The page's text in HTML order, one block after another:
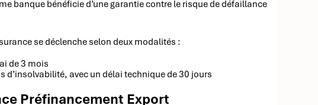
banque bénéficie d’une garantie contre le risque de défaillance
se déclenche selon deux modalités :
de 3 mois
d’insolvabilité, avec un délai technique de 30 jours
Préfinancement Export